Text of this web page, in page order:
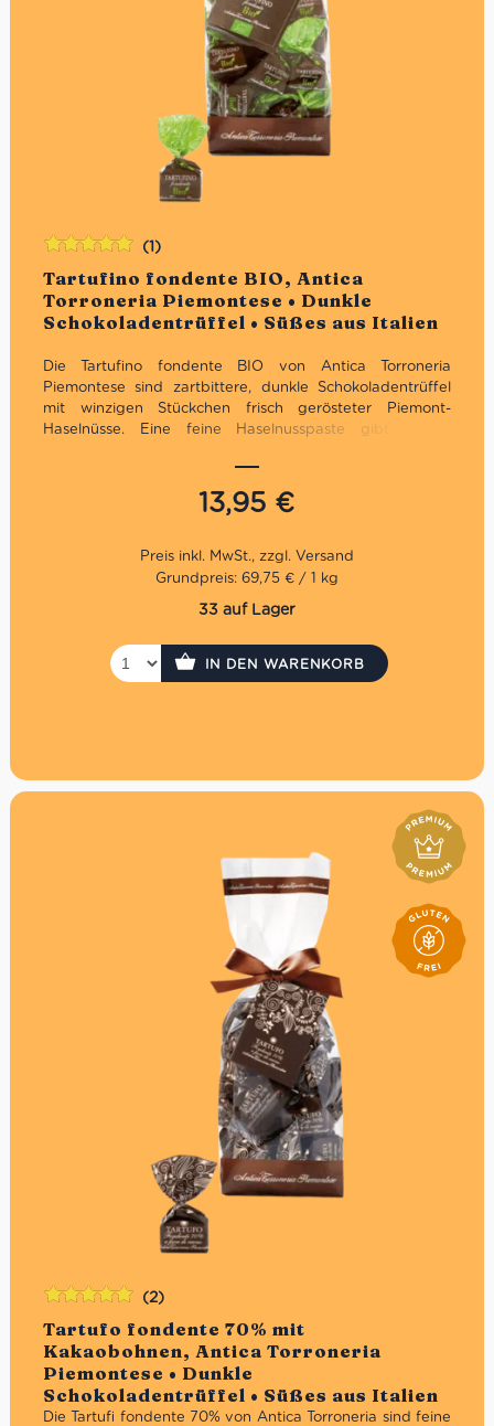
Tartufino fondente BIO, Antica
Torroneria Piemontese • Dunkle
Schokoladentrüffel • Süßes aus Italien
(1)
Die Tartufino fondente BIO von Antica Torroneria
Piemontese sind zartbittere, dunkle Schokoladentrüffel
mit winzigen Stückchen frisch gerösteter Piemont-
Haselnüsse. Eine feine Haselnusspaste gibt diesen
Sie sind unverzichtbar zum Caffè und für alle, die es
etwas herber mögen. Sie enthalten extra dunkle Bio-
Die Erfinder der Tartufi dolci ist Familie Sebaste in der
Nähe von Alba, im Piemont. Sie rösten die piemonteser
unannachahmliche Weise zu Trüffelpralinen, inzwischen in
der umliegenden Gegend, die hochwertige Schokolade,
jahrhundertelange Erfahrung und die Liebe zum Produkt
13,95 €
mit5.00von
5
Grundpreis: 69,75 € / 1 kg
33 auf Lager
IN DEN WARENKORB
Tartufo fondente 70% mit
Kakaobohnen, Antica Torroneria
Piemontese • Dunkle
Schokoladentrüffel • Süßes aus Italien
(2)
Die Tartufi fondente 70% von Antica Torroneria sind feine
mit5.00von
5